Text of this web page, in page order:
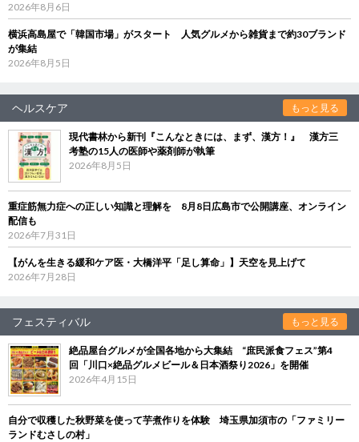
2026年8月6日
横浜高島屋で「韓国市場」がスタート 人気グルメから雑貨まで約30ブランド
が集結
2026年8月5日
ヘルスケア もっと見る
現代書林から新刊『こんなときには、まず、漢方！』 漢方三
考塾の15人の医師や薬剤師が執筆
2026年8月5日
重症筋無力症への正しい知識と理解を 8月8日広島市で公開講座、オンライン
配信も
2026年7月31日
【がんを生きる緩和ケア医・大橋洋平「足し算命」】天空を見上げて
2026年7月28日
フェスティバル もっと見る
絶品屋台グルメが全国各地から大集結 “庶民派食フェス”第4
回「川口×絶品グルメビール＆日本酒祭り2026」を開催
2026年4月15日
自分で収穫した秋野菜を使って芋煮作りを体験 埼玉県加須市の「ファミリー
ランドむさしの村」